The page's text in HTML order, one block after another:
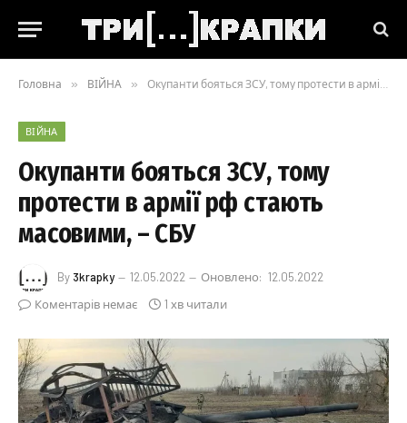
Головна » ВІЙНА » Окупанти бояться ЗСУ, тому протести в армії рф стають масовими, – СБУ
ВІЙНА
Окупанти бояться ЗСУ, тому
протести в армії рф стають
масовими, – СБУ
By 3krapky 12.05.2022 Оновлено: 12.05.2022
Коментарів немає
1 хв читали